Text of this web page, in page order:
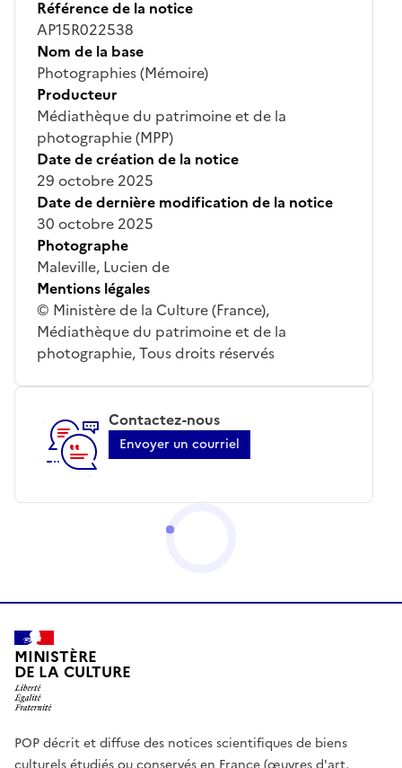
Référence de la notice
AP15R022538
Nom de la base
Photographies (Mémoire)
Producteur
Médiathèque du patrimoine et de la
photographie (MPP)
Date de création de la notice
29 octobre 2025
Date de dernière modification de la notice
30 octobre 2025
Photographe
Maleville, Lucien de
Mentions légales
© Ministère de la Culture (France),
Médiathèque du patrimoine et de la
photographie, Tous droits réservés
Contactez-nous
Envoyer un courriel
MINISTÈRE
DE LA CULTURE
POP décrit et diffuse des notices scientifiques de biens